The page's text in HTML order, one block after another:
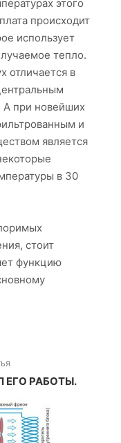
этого
происходит
использует
тепло.
отличается в
А при новейших
и
является
в 30
стоит
функцию
ЕГО РАБОТЫ.